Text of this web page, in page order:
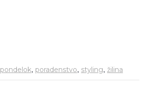
pondelok, poradenstvo, styling, žilina